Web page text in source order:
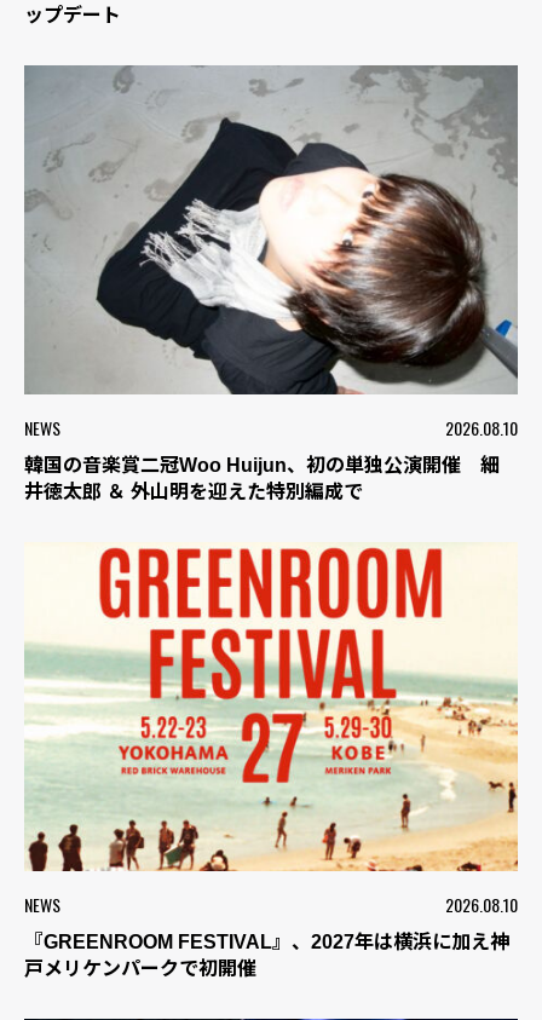
ップデート
NEWS 2026.08.10
韓国の音楽賞二冠Woo Huijun、初の単独公演開催 細
井徳太郎 ＆ 外山明を迎えた特別編成で
NEWS 2026.08.10
『GREENROOM FESTIVAL』、2027年は横浜に加え神
戸メリケンパークで初開催